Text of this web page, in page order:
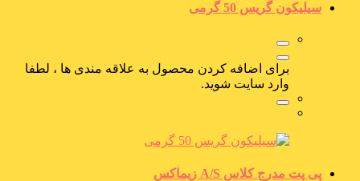
سیلیکون گریس 50 گرمی
برای اضافه کردن محصول به علاقه مندی ها ، لطفا
وارد سایت شوید.
پی پت مدرج کلاس A/S زیماکس